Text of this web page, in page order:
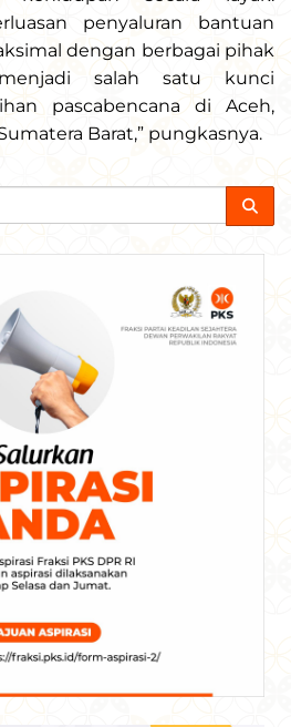
penyaluran bantuan
dengan berbagai pihak
salah satu kunci
pascabencana di Aceh,
Barat,” pungkasnya.